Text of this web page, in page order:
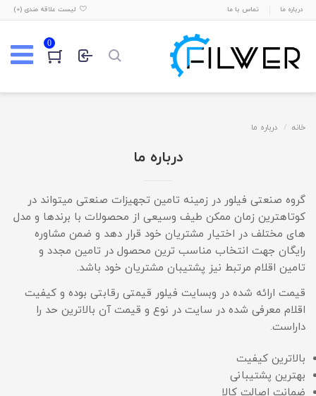
درباره ما تماس با ما لیست علاقه مندی (0
)
0
خانه درباره ما
درباره ما
گروه صنعتی فیلور در زمینه تامین تجهیزات صنعتی میتواند در
کوتاهترین زمان ممکن طیف وسیعی از محصولات با برندها و مدل
های مختلف در اختیار مشتریان خود قرار دهد و ضمن مشاوره
رایگان جهت انتخاب مناسب ترین محصول در تامین مجدد و
تامین اقلام مرتبط نیز پشتیبان مشتریان خود باشد.
قیمت ارائه شده در وبسایت فیلور قیمتی رقابتی بوده و کیفیت
اقلام معرفی شده در سایت در نوع و قیمت آن بالاترین حد را
داراست.
بالاترین کیفیت
بهترین پشتیبانی
ضمانت اصالت کالا